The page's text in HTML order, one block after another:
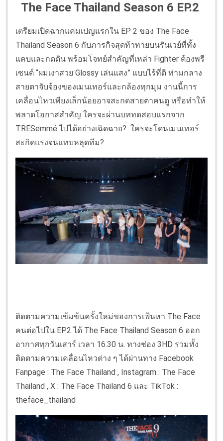
The Face Thailand Season 6 EP.2
เตรียมเปิดฉากแคมเปญแรกใน EP 2 ของ The Face
Thailand Season 6 กับภารกิจสุดท้าทายบนรันเวย์ที่ทั้ง
แคบและกดดัน พร้อมโจทย์สำคัญที่เหล่า Fighter ต้องพรี
เซนต์ “ผมเงาสวย Glossy เล่นแสง” แบบไร้ที่ติ ท่ามกลาง
สายตาจับจ้องของเมนเทอร์และกล้องทุกมุม งานนี้การ
เคลื่อนไหวเพียงเล็กน้อยอาจสะกดสายตาคนดู หรือทำให้
พลาดโอกาสสำคัญ ใครจะผ่านบททดสอบแรกจาก
TRESemmé ไปได้อย่างเฉิดฉาย? ใครจะโดนเมนเทอร์
สะกิดแรงจนแทบหลุดทีม?
ติดตามความเข้มข้นครั้งใหม่ของการเฟ้นหา The Face
คนต่อไปใน EP.2 ได้ The Face Thailand Season 6 ออก
อากาศทุกวันเสาร์ เวลา 16.30 น. ทางช่อง 3HD รวมทั้ง
ติดตามความเคลื่อนไหวต่าง ๆ ได้ผ่านทาง Facebook
Fanpage : The Face Thailand , Instagram : The Face
Thailand , X : The Face Thailand 6 และ TikTok :
theface_thailand